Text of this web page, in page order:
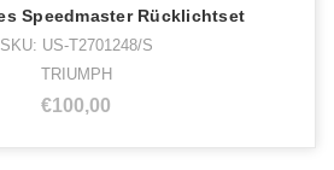
Speedmaster Rücklichtset
SKU: US-T2701248/S
TRIUMPH
€100,00